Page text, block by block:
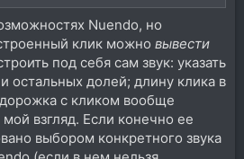
дорожка с семплами
карты, откуда и
Может, кто-то подскажет более
для этого?
Nuendo, но
клик можно вывести
под себя сам звук: указать
остальных долей; длину клика в
с кликом вообще
взгляд. Если конечно ее
выбором конкретного звука